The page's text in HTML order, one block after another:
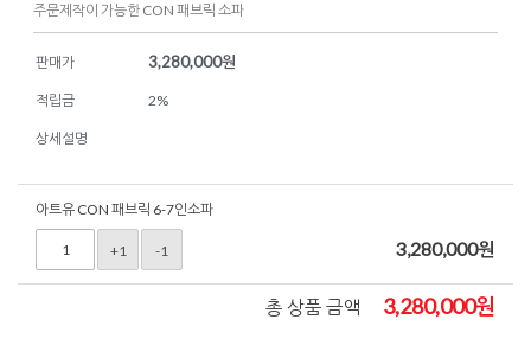
주문제작이 가능한 CON 패브릭 소파
판매가 3,280,000원
적립금 2%
상세설명
아트유 CON 패브릭 6-7인소파
+1 -1 3,280,000원
총 상품 금액 3,280,000원